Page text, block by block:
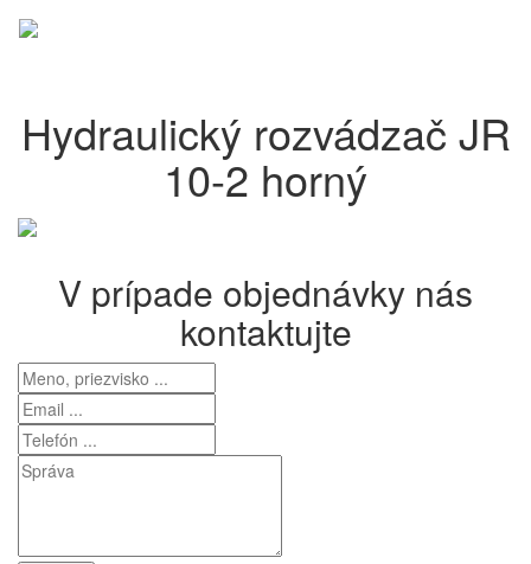
Hydraulický rozvádzač JR
10-2 horný
V prípade objednávky nás
kontaktujte